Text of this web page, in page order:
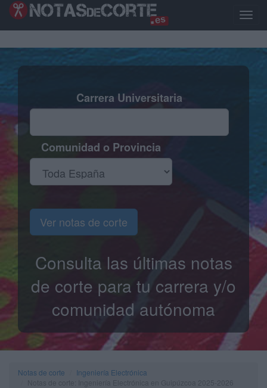
Pasar
Toggle
Carrera Universitaria
Comunidad o Provincia
Ver notas de corte
Consulta las últimas notas
de corte para tu carrera y/o
comunidad autónoma
Notas de corte
Ingeniería Electrónica